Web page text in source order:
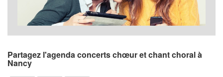
Partagez l'agenda concerts chœur et chant choral à
Nancy